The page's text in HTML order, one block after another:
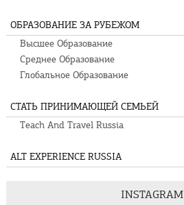
ОБРАЗОВАНИЕ ЗА РУБЕЖОМ
Высшее Образование
Среднее Образование
Глобальное Образование
СТАТЬ ПРИНИМАЮЩЕЙ СЕМЬЕЙ
Teach And Travel Russia
ALT EXPERIENCE RUSSIA
INSTAGRAM